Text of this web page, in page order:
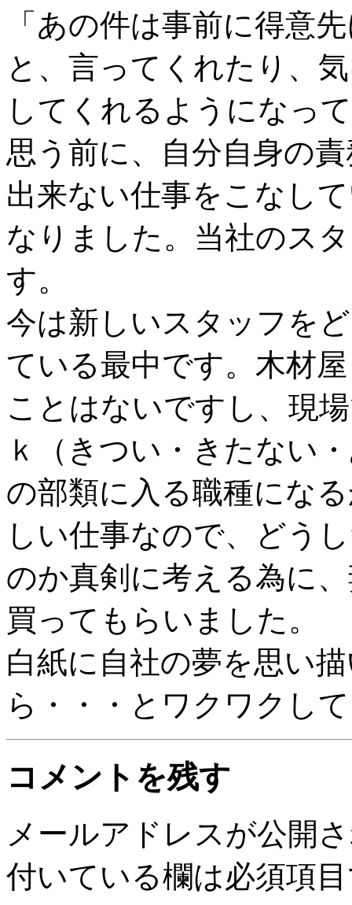
「あの件は事前に得意
と、言ってくれたり、
してくれるようになっ
思う前に、自分自身の
出来ない仕事をこなし
なりました。当社のス
す。
今は新しいスタッフを
ている最中です。木材
ことはないですし、現
ｋ（きつい・きたない
の部類に入る職種にな
しい仕事なので、どう
のか真剣に考える為に
買ってもらいました。
白紙に自社の夢を思い
ら・・・とワクワクし
コメントを残す
メールアドレスが公開
付いている欄は必須項